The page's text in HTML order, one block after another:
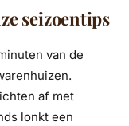
seizoentips
van de
af met
lonkt een